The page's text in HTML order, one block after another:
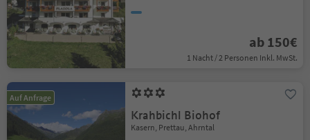
ab 150€
1 Nacht / 2 Personen Inkl. MwSt.
Auf Anfrage
Krahbichl Biohof
Kasern, Prettau, Ahrntal